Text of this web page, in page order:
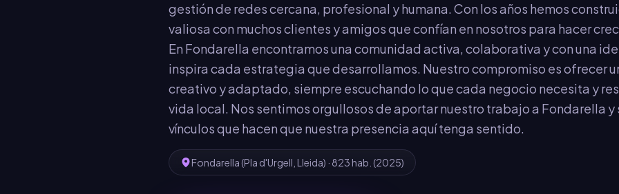
gestión de redes cercana, profesional y humana. Con los años hemos
valiosa con muchos clientes y amigos que confían en nosotros para hacer
En Fondarella encontramos una comunidad activa, colaborativa y con una
inspira cada estrategia que desarrollamos. Nuestro compromiso es ofrecer
creativo y adaptado, siempre escuchando lo que cada negocio necesita y
vida local. Nos sentimos orgullosos de aportar nuestro trabajo a Fondarella
vínculos que hacen que nuestra presencia aquí tenga sentido.
Fondarella (Pla d'Urgell Lleida) · 823hab. (2025)